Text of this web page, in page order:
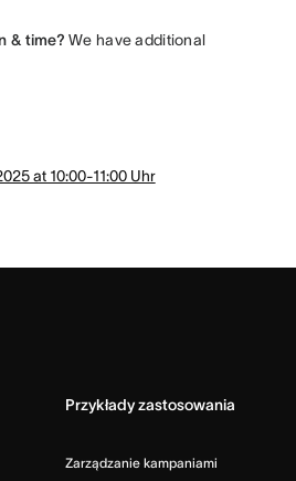
& time? We have additional
at 10:00-11:00 Uhr
Przykłady zastosowania
Zarządzanie kampaniami